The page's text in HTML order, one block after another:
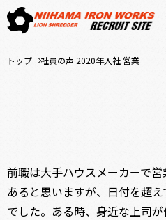
トップ 社員の声 2020年入社 営業
前職は大手ハウスメーカーで
あると思いますが、日付を超
でした。ある時、身近な上司